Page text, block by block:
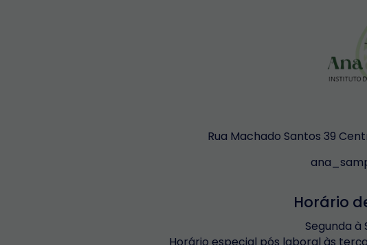
Rua Machado Santos 39
Horário
Segunda à
Horário especial pós laboral às